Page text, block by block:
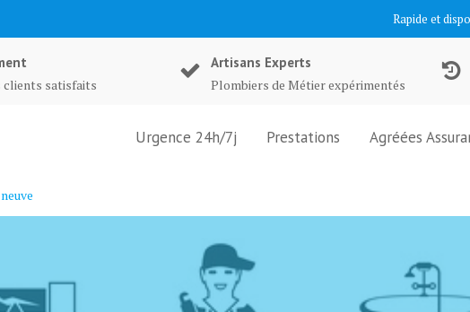
Rapide et
clients satisfaits
Artisans Experts
Plombiers de Métier expérimentés
Urgence 24h/7j Prestations Agréées